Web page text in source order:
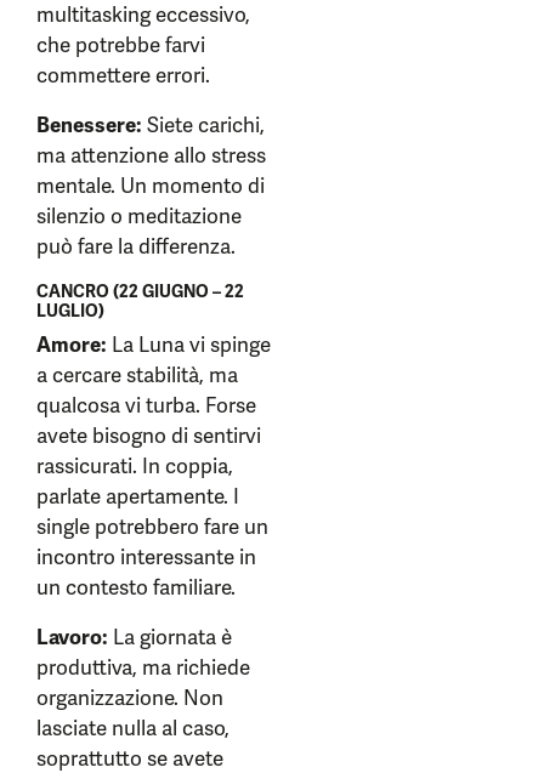
multitasking eccessivo,
che potrebbe farvi
commettere errori.
Benessere: Siete carichi,
ma attenzione allo stress
mentale. Un momento di
silenzio o meditazione
può fare la differenza.
CANCRO (22 GIUGNO – 22
LUGLIO)
Amore: La Luna vi spinge
a cercare stabilità, ma
qualcosa vi turba. Forse
avete bisogno di sentirvi
rassicurati. In coppia,
parlate apertamente. I
single potrebbero fare un
incontro interessante in
un contesto familiare.
Lavoro: La giornata è
produttiva, ma richiede
organizzazione. Non
lasciate nulla al caso,
soprattutto se avete